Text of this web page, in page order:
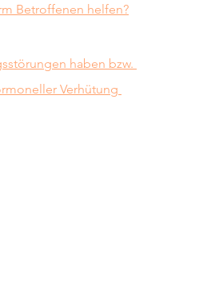
Betroffenen helfen?
haben bzw.
Verhütung